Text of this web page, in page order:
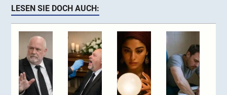
LESEN SIE DOCH AUCH: